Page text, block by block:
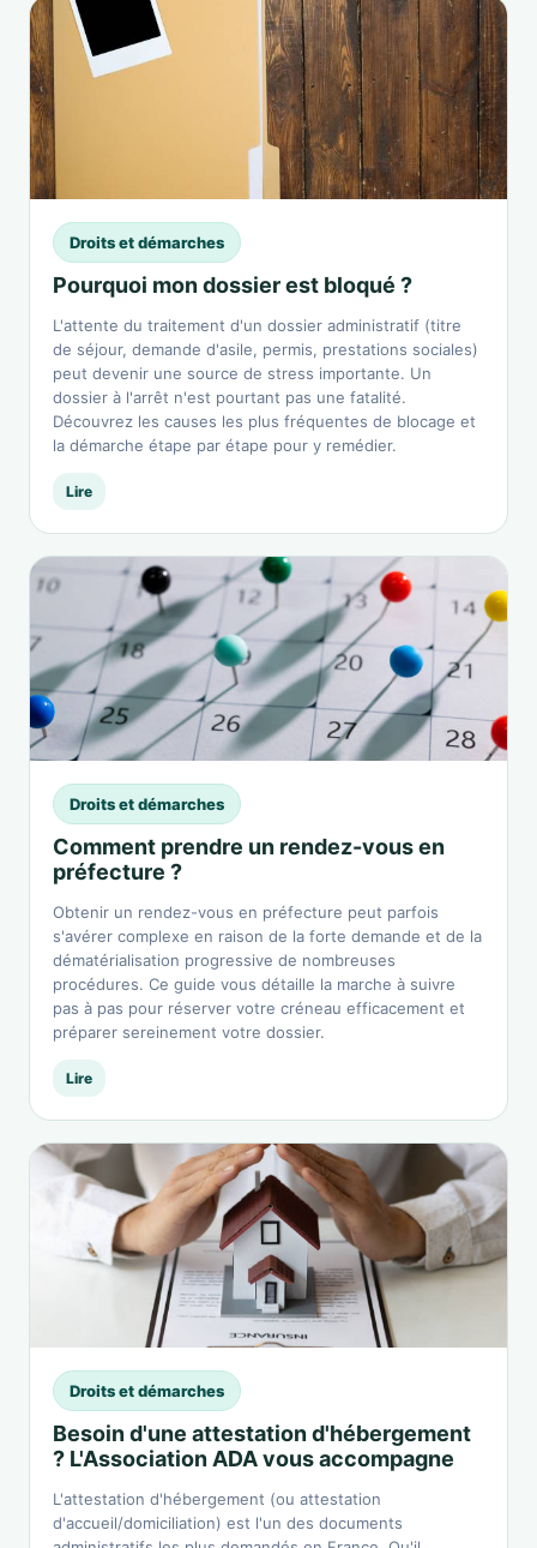
Droits et démarches
Pourquoi mon dossier est bloqué ?
L'attente du traitement d'un dossier administratif (titre
de séjour, demande d'asile, permis, prestations sociales)
peut devenir une source de stress importante. Un
dossier à l'arrêt n'est pourtant pas une fatalité.
Découvrez les causes les plus fréquentes de blocage et
la démarche étape par étape pour y remédier.
Lire
Droits et démarches
Comment prendre un rendez-vous en
préfecture ?
Obtenir un rendez-vous en préfecture peut parfois
s'avérer complexe en raison de la forte demande et de la
dématérialisation progressive de nombreuses
procédures. Ce guide vous détaille la marche à suivre
pas à pas pour réserver votre créneau efficacement et
préparer sereinement votre dossier.
Lire
Droits et démarches
Besoin d'une attestation d'hébergement
? L'Association ADA vous accompagne
L'attestation d'hébergement (ou attestation
d'accueil/domiciliation) est l'un des documents